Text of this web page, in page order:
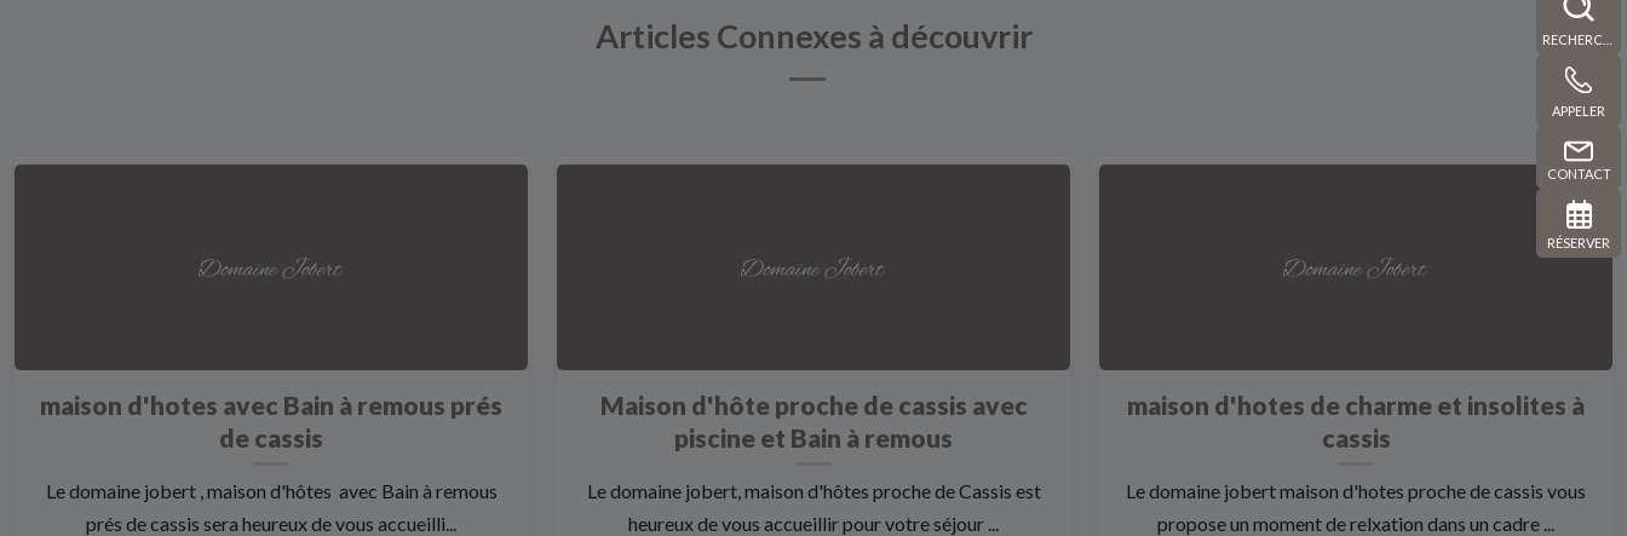
APPELER
CONTACT
RÉSERVER
Articles Connexes à découvrir
maison d'hotes avec Bain à remous prés
de cassis
Le domaine jobert , maison d'hôtes avec Bain à remous
prés de cassis sera heureux de vous accueilli...
Maison d'hôte proche de cassis avec
piscine et Bain à remous
Le domaine jobert, maison d'hôtes proche de Cassis est
heureux de vous accueillir pour votre séjour ...
maison d'hotes de charme et insolites à
cassis
Le domaine jobert maison d'hotes proche de cassis vous
propose un moment de relxation dans un cadre ...